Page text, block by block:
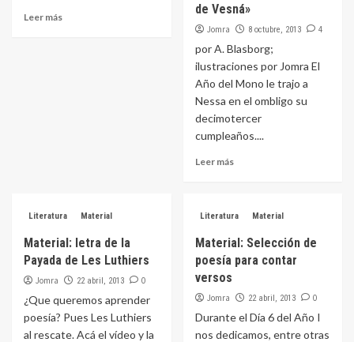
Leer más
de Vesná»
Jomra 8 octubre, 2013 4
por A. Blasborg;
ilustraciones por Jomra El
Año del Mono le trajo a
Nessa en el ombligo su
decimotercer
cumpleaños....
Leer más
Literatura Material
Material: letra de la
Payada de Les Luthiers
Jomra 22 abril, 2013 0
¿Que queremos aprender
poesía? Pues Les Luthiers
al rescate. Acá el vídeo y la
Literatura Material
Material: Selección de
poesía para contar
versos
Jomra 22 abril, 2013 0
Durante el Día 6 del Año I
nos dedicamos, entre otras